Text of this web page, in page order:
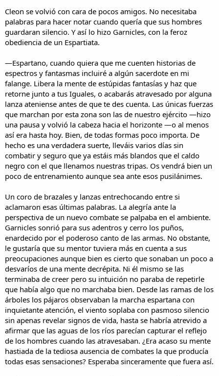
Cleon se volvió con cara de pocos amigos. No necesitaba
palabras para hacer notar cuando quería que sus hombres
guardaran silencio. Y así lo hizo Garnicles, con la feroz
obediencia de un Espartiata.
—Espartano, cuando quiera que me cuenten historias de
espectros y fantasmas incluiré a algún sacerdote en mi
falange. Libera la mente de estúpidas fantasías y haz que
retorne junto a tus Iguales, o acabarás atravesado por alguna
lanza ateniense antes de que te des cuenta. Las únicas fuerzas
que marchan por esta zona son las de nuestro ejército —hizo
una pausa y volvió la cabeza hacia el horizonte —o al menos
así era hasta hoy. Bien, de todas formas poco importa. De
hecho es una verdadera suerte, lleváis varios días sin
combatir y seguro que ya estáis más blandos que el caldo
negro con el que llenamos nuestras tripas. Os vendrá bien un
poco de entrenamiento aunque sea ante esos pusilánimes.
Un coro de brazales y lanzas entrechocando entre si
aclamaron esas últimas palabras. La alegría ante la
perspectiva de un nuevo combate se palpaba en el ambiente.
Garnicles sonrió para sus adentros y cerro los puños,
enardecido por el poderoso canto de las armas. No obstante,
le gustaría que su mentor tuviera más en cuenta a sus
preocupaciones aunque bien es cierto que sonaban un poco a
desvaríos de una mente decrépita. Ni él mismo se las
terminaba de creer pero su intuición no paraba de repetirle
que había algo que no marchaba bien. Desde las ramas de los
árboles los pájaros observaban la marcha espartana con
inquietante atención, el viento soplaba con pasmoso silencio
sin apenas revelar signos de vida, hasta se habría atrevido a
afirmar que las aguas de los ríos parecían capturar el reflejo
de los hombres cuando las atravesaban. ¿Era acaso su mente
hastiada de la tediosa ausencia de combates la que producía
todas esas sensaciones? Esperaba sinceramente que fuera así.